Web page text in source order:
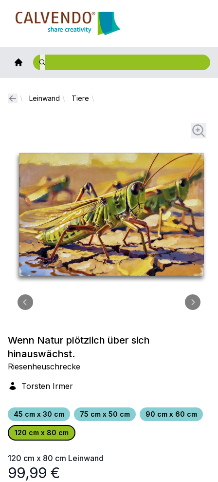
Calvendo
Leinwand Tiere
Wenn Natur plötzlich über sich
hinauswächst.
Riesenheuschrecke
Torsten Irmer
45 cm x 30 cm 75 cm x 50 cm 90 cm x 60 cm
120 cm x 80 cm
120 cm x 80 cm Leinwand
99,99 €